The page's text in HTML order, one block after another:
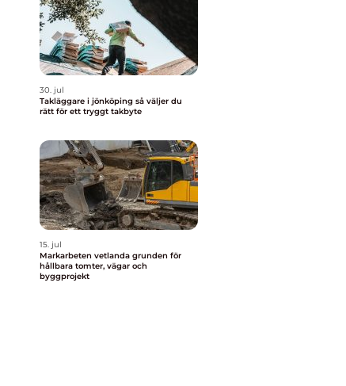
30. jul
Takläggare i jönköping så väljer du
rätt för ett tryggt takbyte
15. jul
Markarbeten vetlanda grunden för
hållbara tomter, vägar och
byggprojekt